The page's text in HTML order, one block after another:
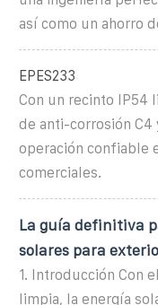
así como un ahorro
EPES233
Con un recinto IP54
de anti-corrosión C4
operación confiable
comerciales.
La guía definitiva
solares para
1. Introducción Con
limpia, la energía